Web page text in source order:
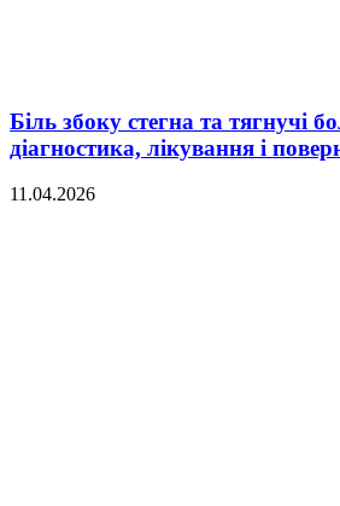
Біль збоку стегна та тягнучі
діагностика, лікування і
11.04.2026